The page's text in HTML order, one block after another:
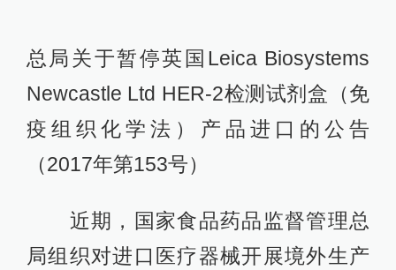
总局关于暂停英国Leica Biosystems
Newcastle Ltd HER-2检测试剂盒（免
疫组织化学法）产品进口的公告
（2017年第153号）
近期，国家食品药品监督管理总
局组织对进口医疗器械开展境外生产